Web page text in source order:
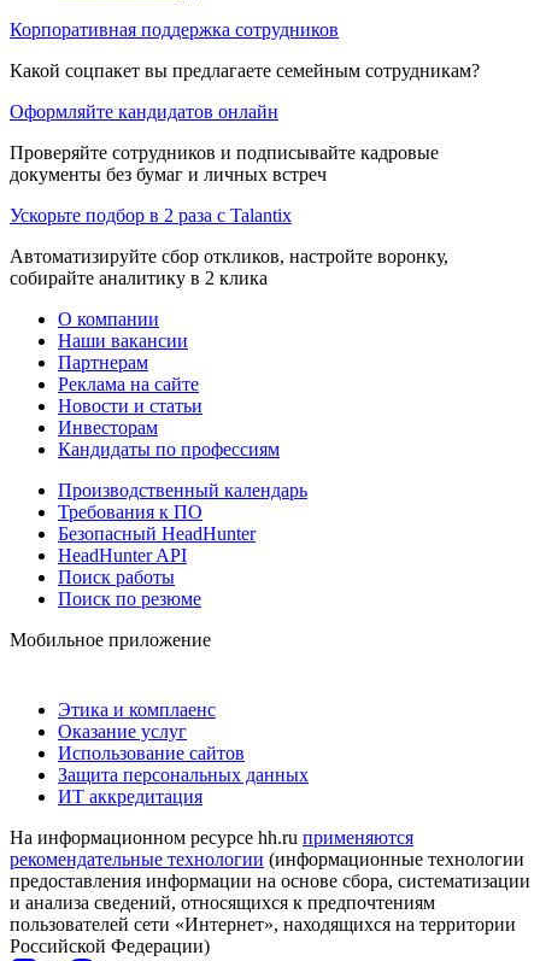
Корпоративная поддержка сотрудников
Какой соцпакет вы предлагаете семейным сотрудникам?
Оформляйте кандидатов онлайн
Проверяйте сотрудников и подписывайте кадровые
документы без бумаг и личных встреч
Ускорьте подбор в 2 раза с Talantix
Автоматизируйте сбор откликов, настройте воронку,
собирайте аналитику в 2 клика
О компании
Наши вакансии
Партнерам
Реклама на сайте
Новости и статьи
Инвесторам
Кандидаты по профессиям
Производственный календарь
Требования к ПО
Безопасный HeadHunter
HeadHunter API
Поиск работы
Поиск по резюме
Мобильное приложение
Этика и комплаенс
Оказание услуг
Использование сайтов
Защита персональных данных
ИТ аккредитация
На информационном ресурсе hh.ru применяются
рекомендательные технологии (информационные технологии
предоставления информации на основе сбора, систематизации
и анализа сведений, относящихся к предпочтениям
пользователей сети «Интернет», находящихся на территории
Российской Федерации)